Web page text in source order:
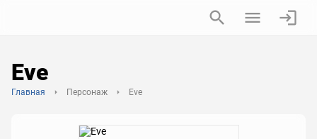
Eve
Главная Персонаж Eve